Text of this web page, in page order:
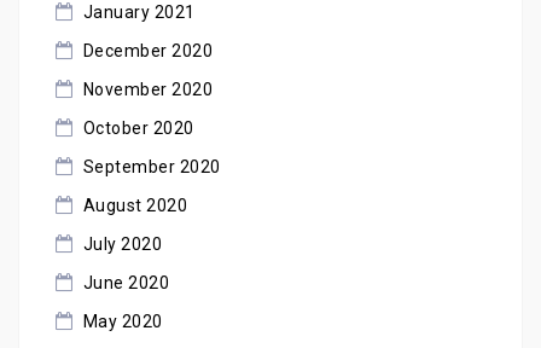
January 2021
December 2020
November 2020
October 2020
September 2020
August 2020
July 2020
June 2020
May 2020